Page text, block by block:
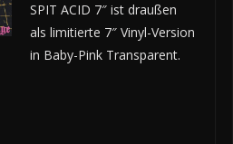
SPIT ACID 7″ ist draußen
als limitierte 7″ Vinyl-Version
in Baby-Pink Transparent.